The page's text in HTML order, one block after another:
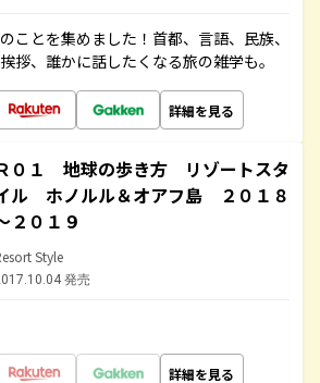
ことを集めました！首都、言語、民族、
拶、誰かに話したくなる旅の雑学も。
詳細を見る
０１ 地球の歩き方 リゾートスタ
ル ホノルル＆オアフ島 ２０１８
２０１９
Style
発売
詳細を見る